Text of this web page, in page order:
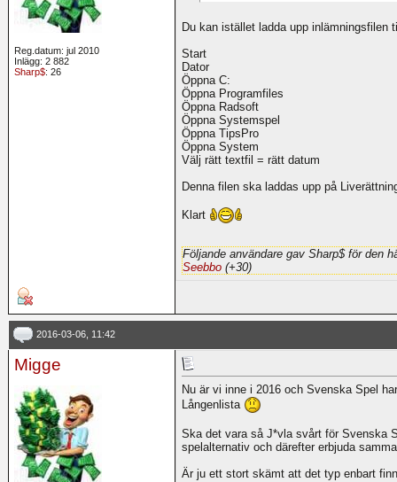
Reg.datum: jul 2010
Inlägg: 2 882
Sharp$: 26
Du kan istället ladda upp inlämningsfilen
Start
Dator
Öppna C:
Öppna Programfiles
Öppna Radsoft
Öppna Systemspel
Öppna TipsPro
Öppna System
Välj rätt textfil = rätt datum
Denna filen ska laddas upp på
Klart
Följande användare gav Sharp$ för den
Seebbo (+30)
2016-03-06, 11:42
Migge
Nu är vi inne i 2016 och Svenska Spel
Långenlista
Ska det vara så J*vla svårt för Svenska
spelalternativ och därefter erbjuda
Är ju ett stort skämt att det typ enbart